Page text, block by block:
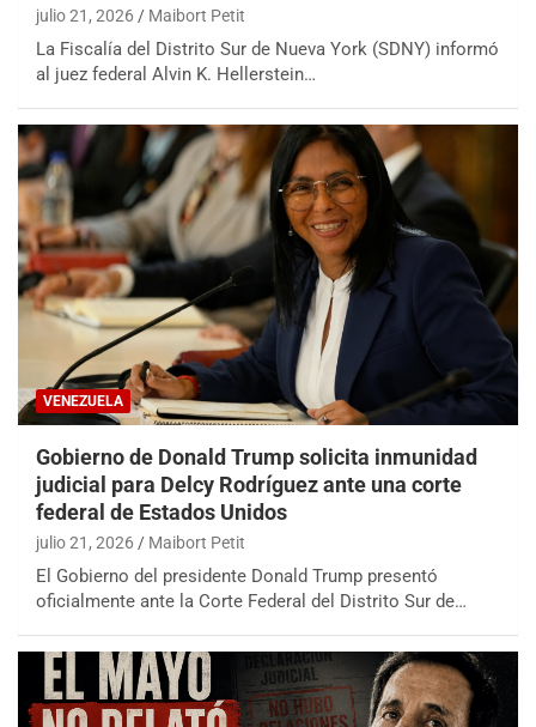
julio 21, 2026 Maibort Petit
La Fiscalía del Distrito Sur de Nueva York (SDNY) informó
al juez federal Alvin K. Hellerstein…
VENEZUELA
Gobierno de Donald Trump solicita inmunidad
judicial para Delcy Rodríguez ante una corte
federal de Estados Unidos
julio 21, 2026 Maibort Petit
El Gobierno del presidente Donald Trump presentó
oficialmente ante la Corte Federal del Distrito Sur de…